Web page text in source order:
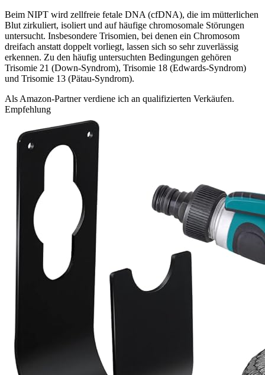
Beim NIPT wird zellfreie fetale DNA (cfDNA), die im mütterlichen
Blut zirkuliert, isoliert und auf häufige chromosomale Störungen
untersucht. Insbesondere Trisomien, bei denen ein Chromosom
dreifach anstatt doppelt vorliegt, lassen sich so sehr zuverlässig
erkennen. Zu den häufig untersuchten Bedingungen gehören
Trisomie 21 (Down-Syndrom), Trisomie 18 (Edwards-Syndrom)
und Trisomie 13 (Pätau-Syndrom).
Als Amazon-Partner verdiene ich an qualifizierten Verkäufen.
Empfehlung